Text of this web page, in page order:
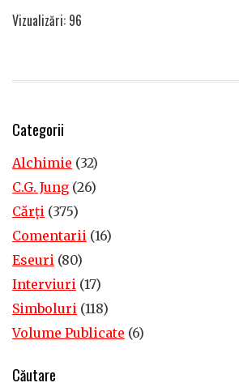
Vizualizări: 96
Categorii
Alchimie (32)
C.G. Jung (26)
Cărţi (375)
Comentarii (16)
Eseuri (80)
Interviuri (17)
Simboluri (118)
Volume Publicate (6)
Căutare